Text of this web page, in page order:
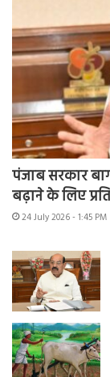
पंजाब सरकार
बढ़ाने के लिए
24 July 2026 - 1:45 PM